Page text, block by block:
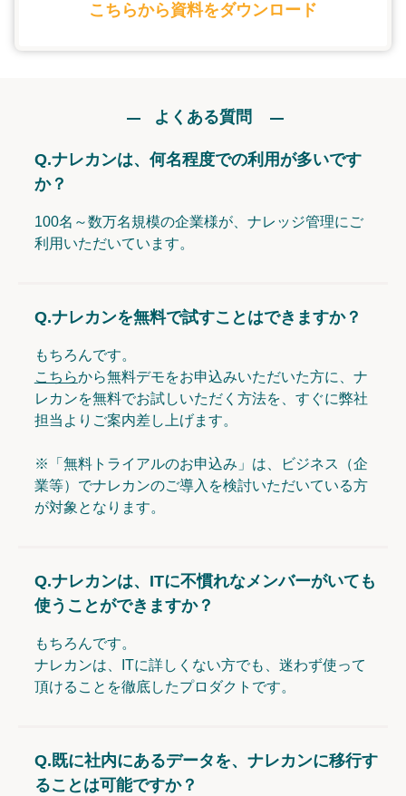
こちらから資料をダウンロード
よくある質問
Q.ナレカンは、何名程度での利用が多いです
か？
100名～数万名規模の企業様が、ナレッジ管理にご
利用いただいています。
Q.ナレカンを無料で試すことはできますか？
もちろんです。
こちらから無料デモをお申込みいただいた方に、ナ
レカンを無料でお試しいただく方法を、すぐに弊社
担当よりご案内差し上げます。
※「無料トライアルのお申込み」は、ビジネス（企
業等）でナレカンのご導入を検討いただいている方
が対象となります。
Q.ナレカンは、ITに不慣れなメンバーがいても
使うことができますか？
もちろんです。
ナレカンは、ITに詳しくない方でも、迷わず使って
頂けることを徹底したプロダクトです。
Q.既に社内にあるデータを、ナレカンに移行す
ることは可能ですか？